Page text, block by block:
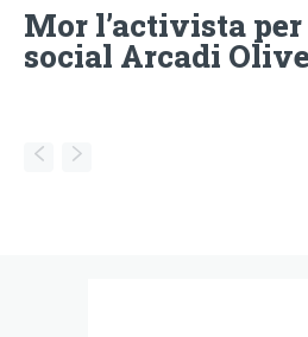
Mor l’activista
social Arcadi